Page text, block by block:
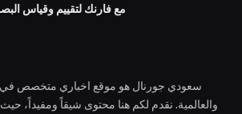
مع فارنك لتقييم وقياس
سعودي جورنال هو موقع اخباري متخصص في
والعالمية. نقدم لكم هنا محتوى شيقاً ومفيداً،